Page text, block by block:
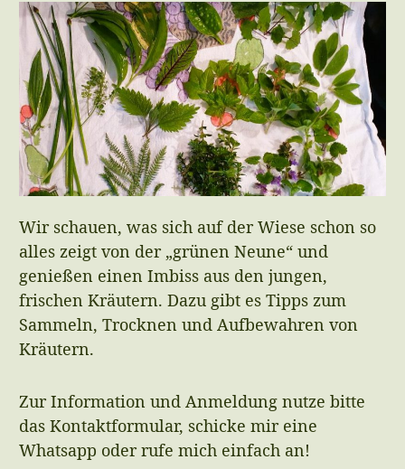
Wir schauen, was sich auf der Wiese schon so
alles zeigt von der „grünen Neune“ und
genießen einen Imbiss aus den jungen,
frischen Kräutern. Dazu gibt es Tipps zum
Sammeln, Trocknen und Aufbewahren von
Kräutern.
Zur Information und Anmeldung nutze bitte
das Kontaktformular, schicke mir eine
Whatsapp oder rufe mich einfach an!